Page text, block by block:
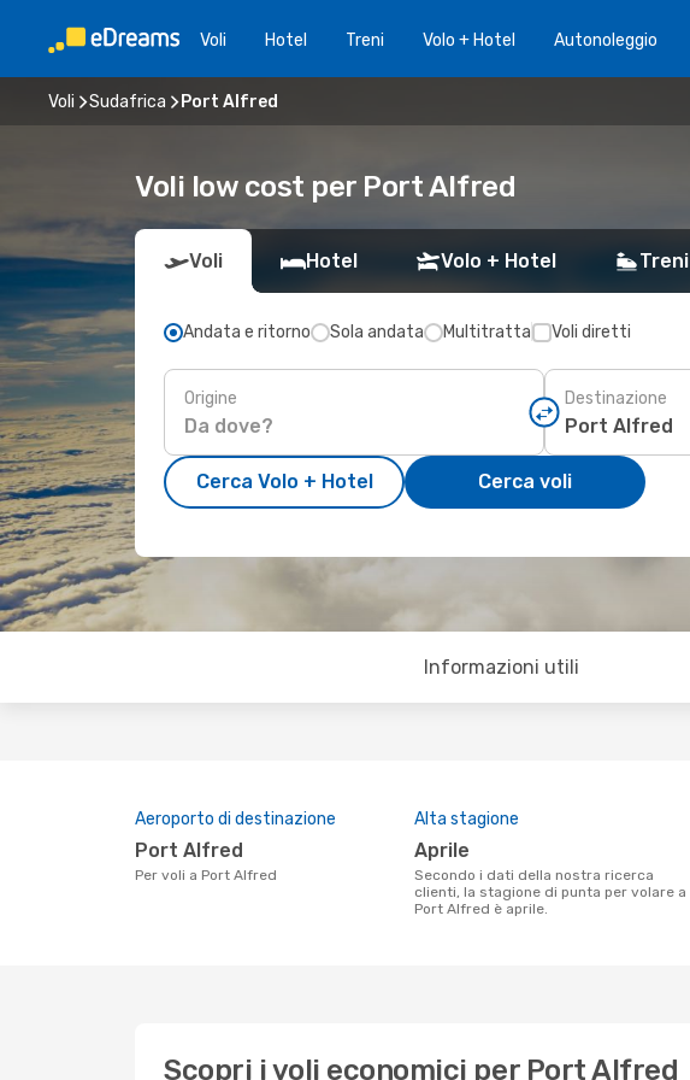
Voli Hotel Treni Volo + Hotel Autonoleggio
Voli Sudafrica Port Alfred
Voli low cost per Port Alfred
Voli Hotel Volo + Hotel Treni
Andata e ritorno Sola andata Multitratta Voli diretti
Origine Destinazione
Cerca Volo + Hotel Cerca voli
Informazioni utili
Aeroporto di destinazione
Port Alfred
Per voli a Port Alfred
Alta stagione
aprile
Secondo i dati della nostra ricerca
clienti, la stagione di punta per volare a
Port Alfred è aprile.
Scopri i voli economici per Port Alfred